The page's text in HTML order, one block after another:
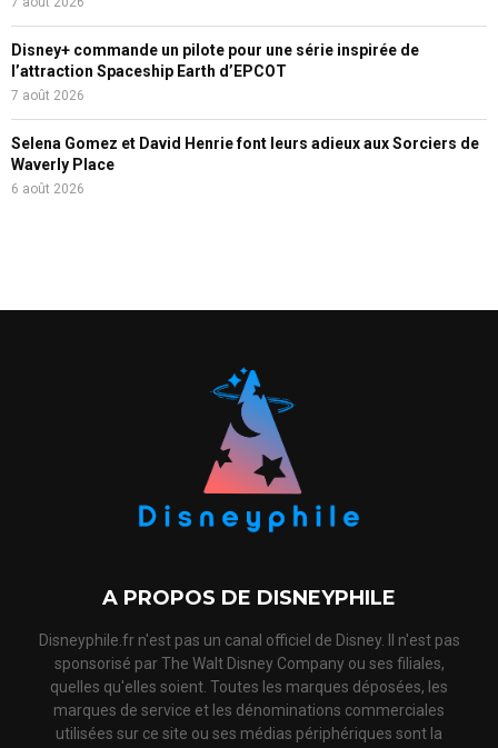
Disney+ commande un pilote pour une série inspirée de
l’attraction Spaceship Earth d’EPCOT
7 août 2026
Selena Gomez et David Henrie font leurs adieux aux Sorciers de
Waverly Place
6 août 2026
A PROPOS DE DISNEYPHILE
Disneyphile.fr n'est pas un canal officiel de Disney. Il n'est pas
sponsorisé par The Walt Disney Company ou ses filiales,
quelles qu'elles soient. Toutes les marques déposées, les
marques de service et les dénominations commerciales
utilisées sur ce site ou ses médias périphériques sont la